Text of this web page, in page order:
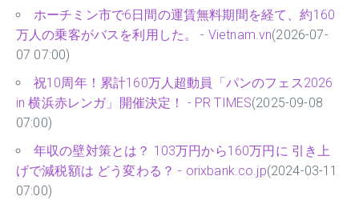
ホーチミン市で6日間の運賃無料期間を経て、約160
万人の乗客がバスを利用した。 - Vietnam.vn(2026-07-
07 07:00)
祝10周年！累計160万人超動員「パンのフェス2026
in 横浜赤レンガ」開催決定！ - PR TIMES(2025-09-08
07:00)
年収の壁対策とは？ 103万円から160万円に 引き上
げで減税額は どう変わる？ - orixbank.co.jp(2024-03-11
07:00)